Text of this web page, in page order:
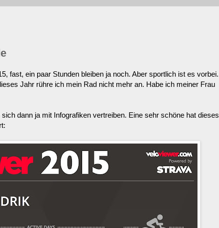
fast, ein paar Stunden bleiben ja noch. Aber sportlich ist es vorbei.
Jahr rühre ich mein Rad nicht mehr an. Habe ich meiner Frau
dann ja mit Infografiken vertreiben. Eine sehr schöne hat dieses